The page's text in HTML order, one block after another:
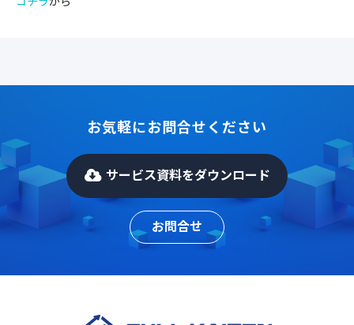
お気軽にお問合せください
サービス資料をダウンロード
お問合せ